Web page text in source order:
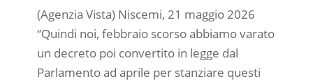
(Agenzia Vista) Niscemi, 21 maggio 2026
“Quindi noi, febbraio scorso abbiamo varato
un decreto poi convertito in legge dal
Parlamento ad aprile per stanziare questi